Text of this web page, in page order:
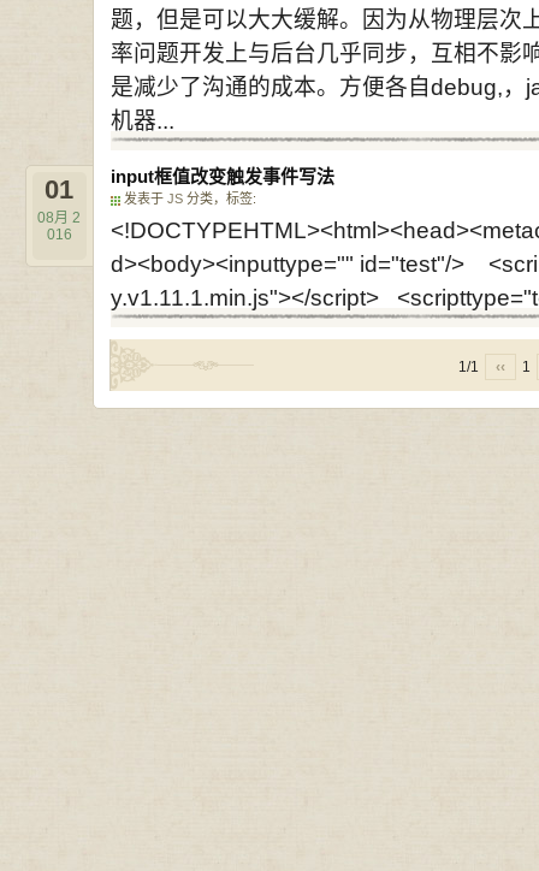
题，但是可以大大缓解。因为从物理层次
率问题开发上与后台几乎同步，互相不影
是减少了沟通的成本。方便各自debug,
机器...
input框值改变触发事件写法
发表于 JS 分类，标签:
01
08月 2
016
d><body><inputtype="" id="test"/>
y.v1.11.1.min.js"></script>
1/1 ‹‹ 1